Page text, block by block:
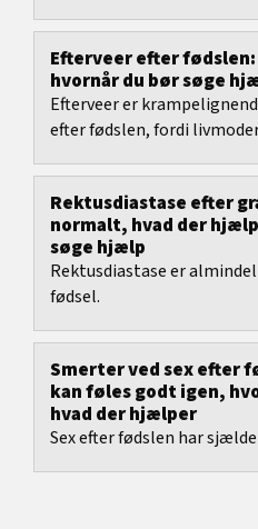
Efterveer efter
hvornår du bør søge
Efterveer er
efter fødslen, fordi
Rektusdiastase efter
normalt, hvad der
søge hjælp
Rektusdiastase er
fødsel.
Smerter ved sex efter
kan føles godt igen,
hvad der hjælper
Sex efter fødslen har